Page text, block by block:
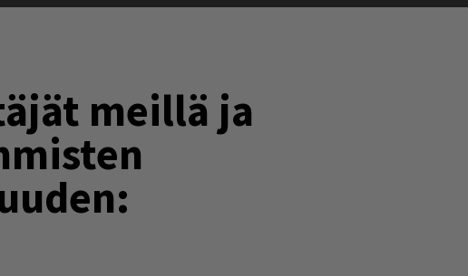
meillä ja